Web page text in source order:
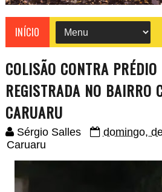
INÍCIO
COLISÃO CONTRA
REGISTRADA NO BAIRRO
CARUARU
Sérgio Salles
domingo,
Caruaru